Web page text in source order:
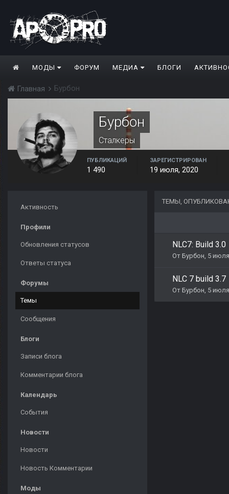
МОДЫ ФОРУМ МЕДИА БЛОГИ
Главная Бурбон
Бурбон
Сталкеры
ПУБЛИКАЦИЙ
1 490
ЗАРЕГИСТРИРОВАН
19 июля, 2020
Активность
Профили
Обновления статусов
Ответы статуса
Форумы
Темы
Сообщения
Блоги
Записи блога
Комментарии блога
Календарь
События
Новости
Новости
Новость Комментарии
Моды
ТЕМЫ,
NLC7: Build 3.0
От Бурбон, 5
NLC 7 build 3.7
От Бурбон, 5